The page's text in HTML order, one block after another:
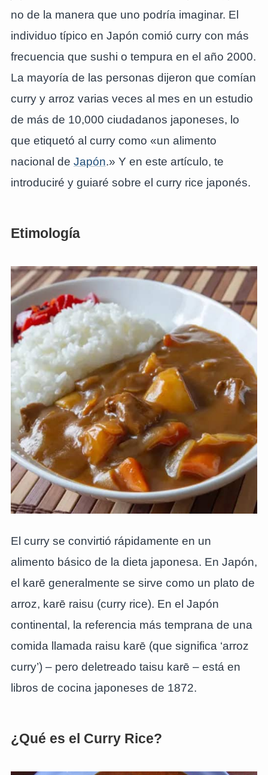
no de la manera que uno podría imaginar. El
individuo típico en Japón comió curry con más
frecuencia que sushi o tempura en el año 2000.
La mayoría de las personas dijeron que comían
curry y arroz varias veces al mes en un estudio
de más de 10,000 ciudadanos japoneses, lo
que etiquetó al curry como «un alimento
nacional de Japón.» Y en este artículo, te
introduciré y guiaré sobre el curry rice japonés.
Etimología
El curry se convirtió rápidamente en un
alimento básico de la dieta japonesa. En Japón,
el karē generalmente se sirve como un plato de
arroz, karē raisu (curry rice). En el Japón
continental, la referencia más temprana de una
comida llamada raisu karē (que significa ‘arroz
curry’) – pero deletreado taisu karē – está en
libros de cocina japoneses de 1872.
¿Qué es el Curry Rice?